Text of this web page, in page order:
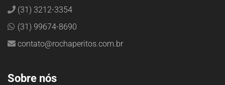
(31) 3212-3354
(31) 99674-8690
contato@rochaperitos.com.br
Sobre nós